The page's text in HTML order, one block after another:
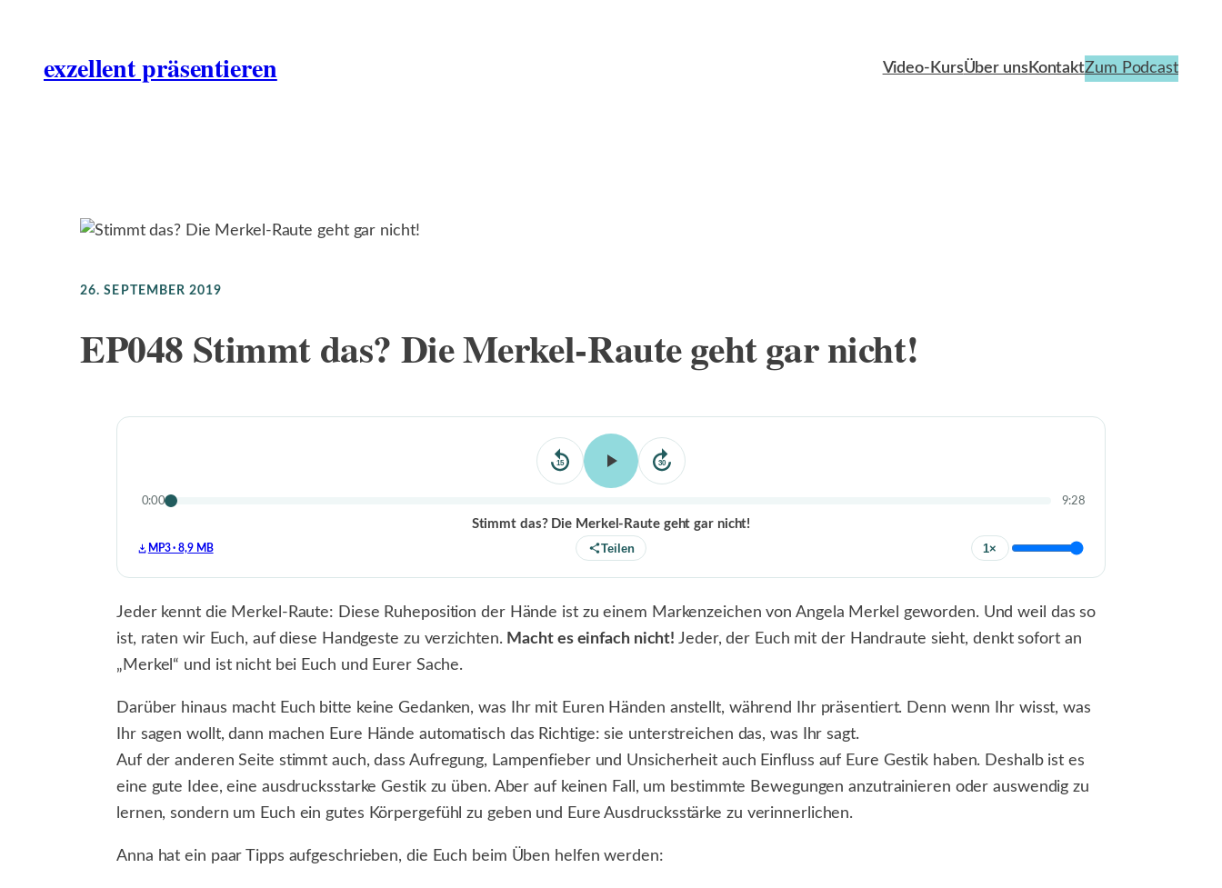
springenexzellent präsentieren Video-KursÜber unsKontaktZum Podcast
26. SEPTEMBER 2019
EP048 Stimmt das? Die Merkel-Raute geht gar nicht!
15 30
0:00 9:28
Stimmt das? Die Merkel-Raute geht gar nicht!
MP3 · 8,9 MB Teilen 1×
Jeder kennt die Merkel-Raute: Diese Ruheposition der Hände ist zu einem Markenzeichen von Angela Merkel geworden. Und weil das so
ist, raten wir Euch, auf diese Handgeste zu verzichten. Macht es einfach nicht! Jeder, der Euch mit der Handraute sieht, denkt sofort an
„Merkel“ und ist nicht bei Euch und Eurer Sache.
Darüber hinaus macht Euch bitte keine Gedanken, was Ihr mit Euren Händen anstellt, während Ihr präsentiert. Denn wenn Ihr wisst, was
Ihr sagen wollt, dann machen Eure Hände automatisch das Richtige: sie unterstreichen das, was Ihr sagt.
Auf der anderen Seite stimmt auch, dass Aufregung, Lampenfieber und Unsicherheit auch Einfluss auf Eure Gestik haben. Deshalb ist es
eine gute Idee, eine ausdrucksstarke Gestik zu üben. Aber auf keinen Fall, um bestimmte Bewegungen anzutrainieren oder auswendig zu
lernen, sondern um Euch ein gutes Körpergefühl zu geben und Eure Ausdrucksstärke zu verinnerlichen.
Anna hat ein paar Tipps aufgeschrieben, die Euch beim Üben helfen werden: